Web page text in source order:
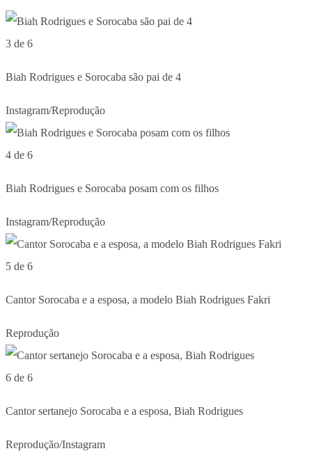
3 de 6
Biah Rodrigues e Sorocaba são pai de 4
Instagram/Reprodução
4 de 6
Biah Rodrigues e Sorocaba posam com os filhos
Instagram/Reprodução
5 de 6
Cantor Sorocaba e a esposa, a modelo Biah Rodrigues Fakri
Reprodução
6 de 6
Cantor sertanejo Sorocaba e a esposa, Biah Rodrigues
Reprodução/Instagram